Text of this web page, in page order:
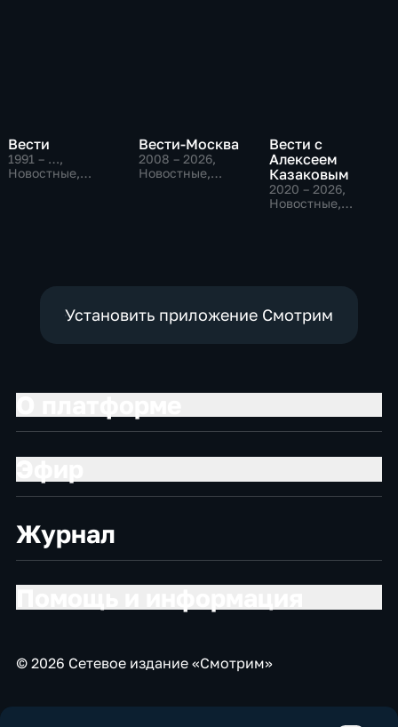
Вести
1991 – …,
Новостные,
Вести-Москва
2008 – 2026,
Новостные,
Вести с
Алексеем
Казаковым
2020 – 2026,
Новостные,
Установить приложение Смотрим
Журнал
© 2026 Сетевое издание «Смотрим»